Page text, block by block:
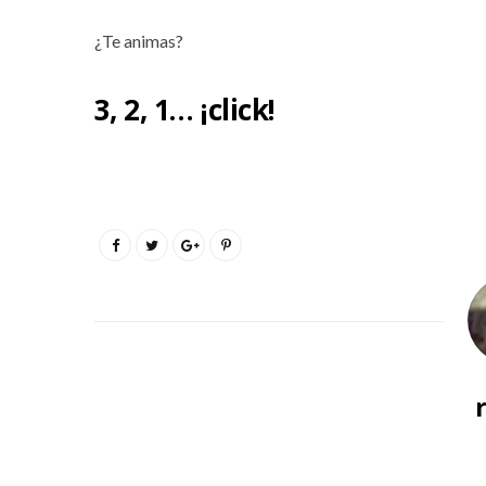
¿Te animas?
3, 2, 1… ¡click!